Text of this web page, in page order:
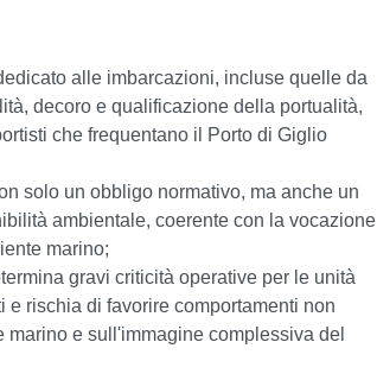
alle imbarcazioni, incluse quelle da
decoro e qualificazione della portualità,
che frequentano il Porto di Giglio
solo un obbligo normativo, ma anche un
ambientale, coerente con la vocazione
marino;
gravi criticità operative per le unità
rischia di favorire comportamenti non
e sull'immagine complessiva del